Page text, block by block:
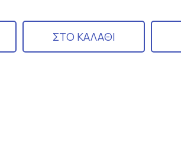
ΣΤΟ ΚΑΛΑΘΙ